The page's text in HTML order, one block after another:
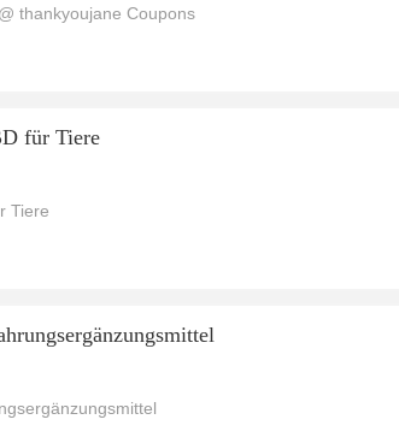
thankyoujane Coupons
für Tiere
Tiere